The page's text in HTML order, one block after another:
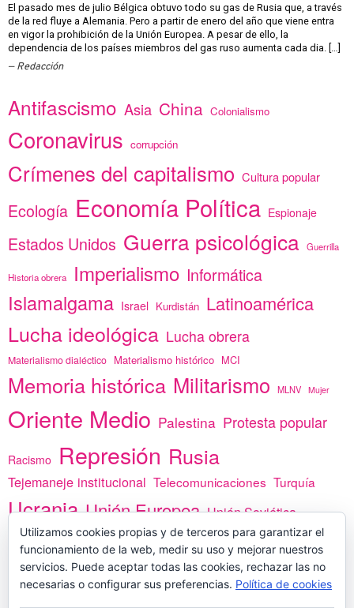
El pasado mes de julio Bélgica obtuvo todo su gas de Rusia que, a través
de la red fluye a Alemania. Pero a partir de enero del año que viene entra
en vigor la prohibición de la Unión Europea. A pesar de ello, la
dependencia de los países miembros del gas ruso aumenta cada dia. […]
Redacción
Antifascismo Asia China Colonialismo
Coronavirus corrupción
Crímenes del capitalismo Cultura popular
Ecología Economía Política Espionaje
Estados Unidos Guerra psicológica Guerrilla
Historia obrera Imperialismo Informática
Islamalgama Israel Kurdistán Latinoamérica
Lucha ideológica Lucha obrera
Materialismo dialéctico Materialismo histórico MCI
Memoria histórica Militarismo MLNV Mujer
Oriente Medio Palestina Protesta popular
Racismo Represión Rusia
Tejemaneje institucional Telecomunicaciones Turquía
Ucrania Unión Europea Unión Soviética
vacunas Yemen África
PREGÚNTANOS
Utilizamos cookies propias y de terceros para garantizar el
funcionamiento de la web, medir su uso y mejorar nuestros
servicios. Puede aceptar todas las cookies, rechazar las no
necesarias o configurar sus preferencias. Política de cookies